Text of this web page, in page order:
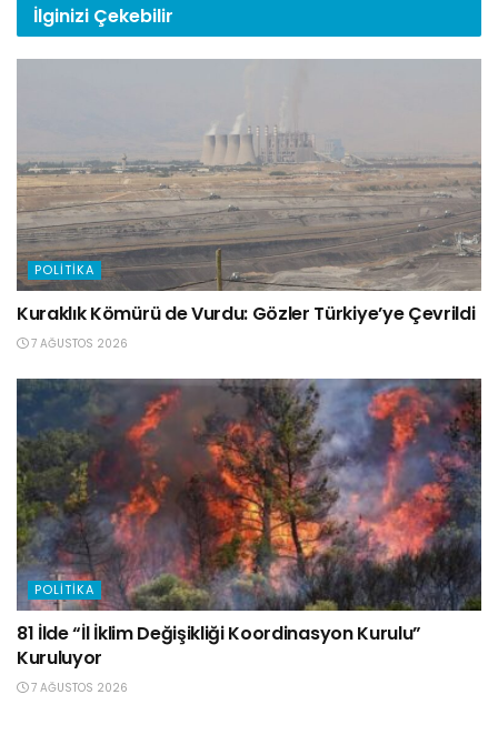
İlginizi Çekebilir
POLITIKA
Kuraklık Kömürü de Vurdu: Gözler Türkiye’ye Çevrildi
7 AĞUSTOS 2026
POLITIKA
81 İlde “İl İklim Değişikliği Koordinasyon Kurulu”
Kuruluyor
7 AĞUSTOS 2026